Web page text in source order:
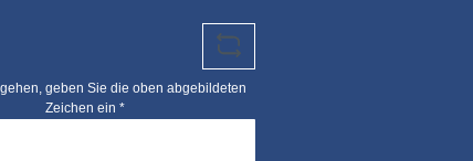
geben Sie die oben abgebildeten
Zeichen ein *